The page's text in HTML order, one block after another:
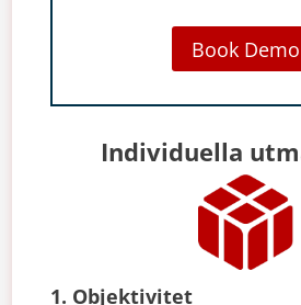
Book Demo
Individuella
1. Objektivitet